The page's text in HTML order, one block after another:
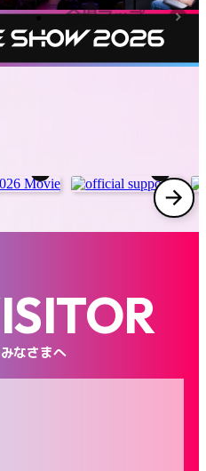
会場マップ
/クリエイターラウンジ
ム企画
なさまへ